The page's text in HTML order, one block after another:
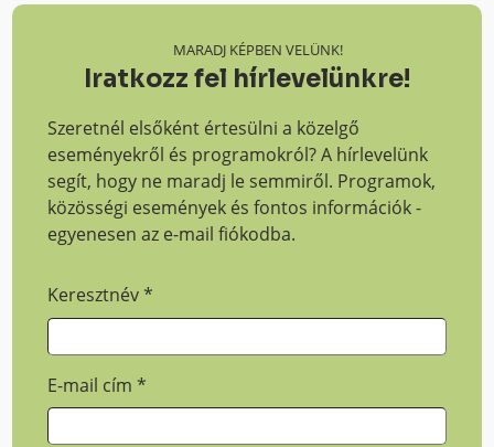
MARADJ KÉPBEN VELÜNK!
Iratkozz fel hírlevelünkre!
Szeretnél elsőként értesülni a közelgő
eseményekről és programokról? A hírlevelünk
segít, hogy ne maradj le semmiről. Programok,
közösségi események és fontos információk -
egyenesen az e-mail fiókodba.
Keresztnév*
E-mail cím*